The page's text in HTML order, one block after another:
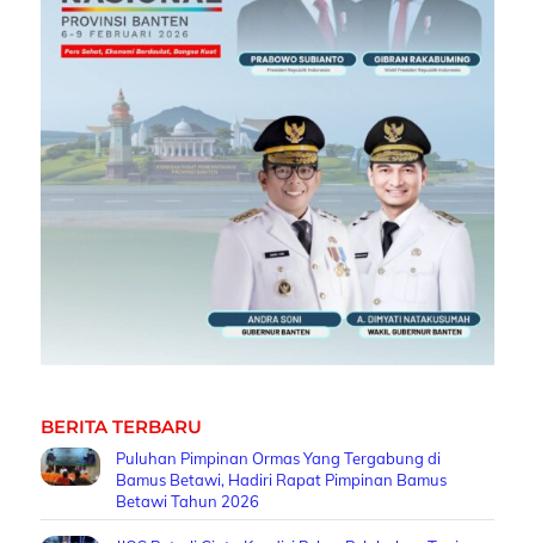
BERITA TERBARU
Puluhan Pimpinan Ormas Yang Tergabung di
Bamus Betawi, Hadiri Rapat Pimpinan Bamus
Betawi Tahun 2026